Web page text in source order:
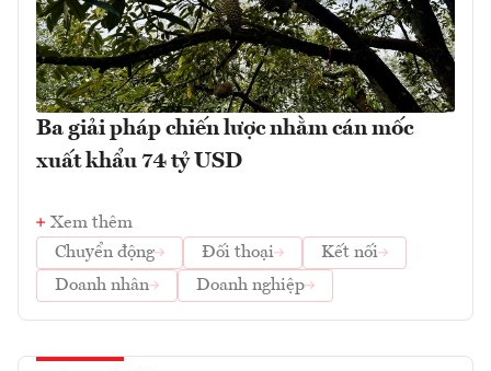
Ba giải pháp chiến lược nhằm cán mốc
xuất khẩu 74 tỷ USD
Xem thêm
Chuyển động
Đối thoại
Kết nối
Doanh nhân
Doanh nghiệp